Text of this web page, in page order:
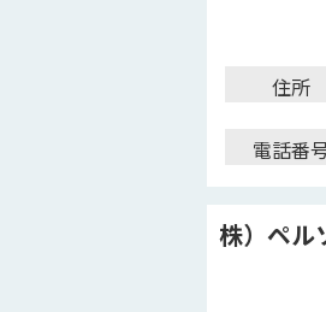
住所
電話番
株）ペル